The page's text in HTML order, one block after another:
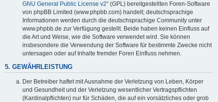
GNU General Public License v2“ (GPL) bereitgestellten Foren-Software
von phpBB Limited (www.phpbb.com) handelt; deutschsprachige
Informationen werden durch die deutschsprachige Community unter
www.phpbb.de zur Verfügung gestellt. Beide haben keinen Einfluss auf
die Art und Weise, wie die Software verwendet wird. Sie können
insbesondere die Verwendung der Software für bestimmte Zwecke nicht
untersagen oder auf Inhalte fremder Foren Einfluss nehmen.
5. GEWÄHRLEISTUNG
Der Betreiber haftet mit Ausnahme der Verletzung von Leben, Körper
und Gesundheit und der Verletzung wesentlicher Vertragspflichten
(Kardinalpflichten) nur für Schäden, die auf ein vorsätzliches oder grob